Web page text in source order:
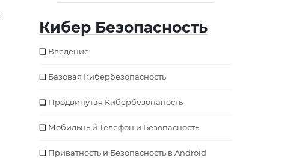
Кибер Безопасность
Введение
Базовая Кибербезопаcность
Продвинутая Кибербезопаность
Мобильный Телефон и Безопасность
Приватность и Безопасность в Android